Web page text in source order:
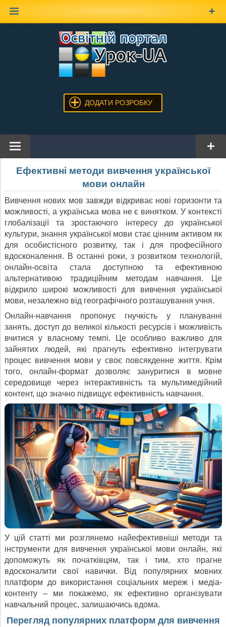
ДОДАТИ РОЗРОБКУ
Ефективні методи вивчення української
мови онлайн
Вивчення нових мов завжди відкриває нові горизонти та
можливості, а українська мова не є винятком. У контексті
глобалізації та зростаючого інтересу до української
культури, знання української мови стає цінним активом як
для особистісного розвитку, так і для професійного
вдосконалення. В останні роки, з розвитком технологій,
онлайн-освіта стала доступною та ефективною
альтернативою традиційним методам навчання. Це
відкрило широкі можливості для вивчення української
мови, незалежно від географічного розташування учня.
Онлайн-навчання пропонує гнучкість у плануванні
занять, доступ до великої кількості ресурсів і можливість
вчитися у власному темпі. Це особливо важливо для
зайнятих людей, які прагнуть ефективно інтегрувати
процес вивчення мови у своє повсякденне життя. Крім
того, онлайн-формат дозволяє зануритися в мовне
середовище через інтерактивність та мультимедійний
контент, що значно підвищує ефективність навчання.
У цій статті ми розглянемо найефективніші методи та
інструменти для вивчення української мови онлайн, які
допоможуть як початківцям, так і тим, хто прагне
вдосконалити свої навички. Від популярних мовних
платформ до використання соціальних мереж і медіа-
контенту – ми покажемо, як ефективно організувати
навчальний процес, залишаючись вдома.
Перегляд популярних платформ для вивчення